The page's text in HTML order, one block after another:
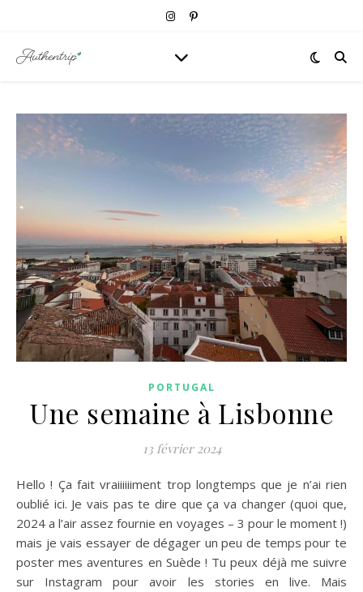
PORTUGAL
Une semaine à Lisbonne
13 février 2024
Hello ! Ça fait vraiiiiiiment trop longtemps que je n’ai rien
oublié ici. Je vais pas te dire que ça va changer (quoi que,
2024 a l’air assez fournie en voyages – 3 pour le moment !)
mais je vais essayer de dégager un peu de temps pour te
poster mes aventures en Suède ! Tu peux déjà me suivre
sur Instagram pour avoir les stories en live. Mais